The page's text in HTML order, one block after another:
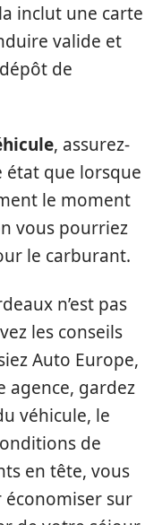
inclut une carte
valide et
de
, assurez-
état que lorsque
le moment
vous pourriez
le carburant.
n’est pas
les conseils
Auto Europe,
agence, gardez
véhicule, le
de
en tête, vous
sur